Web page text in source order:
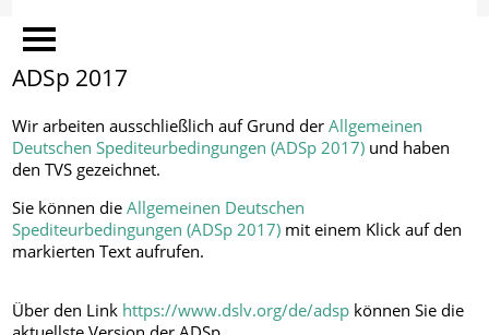
ADSp 2017
Wir arbeiten ausschließlich auf Grund derAllgemeinen
Deutschen Spediteurbedingungen (ADSp 2017) und haben
den TVS gezeichnet.
Sie können dieAllgemeinen Deutschen
Spediteurbedingungen (ADSp 2017) mit einem Klick auf den
markierten Text aufrufen.
Über den Link https://www.dslv.org/de/adsp können Sie die